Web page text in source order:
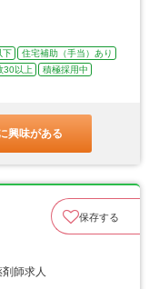
下
住宅補助（手当）あり
30以上
積極採用中
興味がある
保存する
師求人